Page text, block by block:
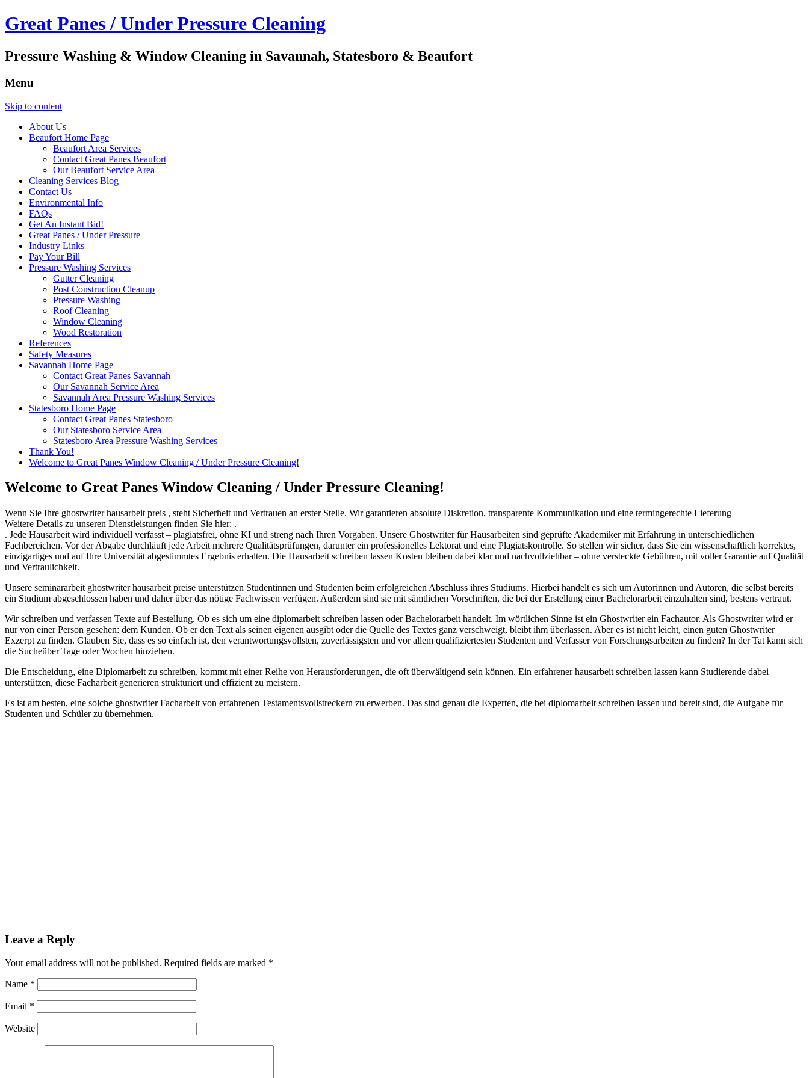
Great Panes / Under Pressure Cleaning
Pressure Washing & Window Cleaning in Savannah, Statesboro & Beaufort
Menu
Skip to content
About Us
Beaufort Home Page
Beaufort Area Services
Contact Great Panes Beaufort
Our Beaufort Service Area
Cleaning Services Blog
Contact Us
Environmental Info
FAQs
Get An Instant Bid!
Great Panes / Under Pressure
Industry Links
Pay Your Bill
Pressure Washing Services
Gutter Cleaning
Post Construction Cleanup
Pressure Washing
Roof Cleaning
Window Cleaning
Wood Restoration
References
Safety Measures
Savannah Home Page
Contact Great Panes Savannah
Our Savannah Service Area
Savannah Area Pressure Washing Services
Statesboro Home Page
Contact Great Panes Statesboro
Our Statesboro Service Area
Statesboro Area Pressure Washing Services
Thank You!
Welcome to Great Panes Window Cleaning / Under Pressure Cleaning!
Welcome to Great Panes Window Cleaning / Under Pressure Cleaning!
Wenn Sie Ihre ghostwriter hausarbeit preis , steht Sicherheit und Vertrauen an erster Stelle. Wir garantieren absolute Diskretion, transparente Kommunikation und eine termingerechte Lieferung
Weitere Details zu unseren Dienstleistungen finden Sie hier: .
. Jede Hausarbeit wird individuell verfasst – plagiatsfrei, ohne KI und streng nach Ihren Vorgaben. Unsere Ghostwriter für Hausarbeiten sind geprüfte Akademiker mit Erfahrung in unterschiedlichen
Fachbereichen. Vor der Abgabe durchläuft jede Arbeit mehrere Qualitätsprüfungen, darunter ein professionelles Lektorat und eine Plagiatskontrolle. So stellen wir sicher, dass Sie ein wissenschaftlich korrektes,
einzigartiges und auf Ihre Universität abgestimmtes Ergebnis erhalten. Die Hausarbeit schreiben lassen Kosten bleiben dabei klar und nachvollziehbar – ohne versteckte Gebühren, mit voller Garantie auf Qualität
und Vertraulichkeit.
Unsere seminararbeit ghostwriter hausarbeit preise unterstützen Studentinnen und Studenten beim erfolgreichen Abschluss ihres Studiums. Hierbei handelt es sich um Autorinnen und Autoren, die selbst bereits
ein Studium abgeschlossen haben und daher über das nötige Fachwissen verfügen. Außerdem sind sie mit sämtlichen Vorschriften, die bei der Erstellung einer Bachelorarbeit einzuhalten sind, bestens vertraut.
Wir schreiben und verfassen Texte auf Bestellung. Ob es sich um eine diplomarbeit schreiben lassen oder Bachelorarbeit handelt. Im wörtlichen Sinne ist ein Ghostwriter ein Fachautor. Als Ghostwriter wird er
nur von einer Person gesehen: dem Kunden. Ob er den Text als seinen eigenen ausgibt oder die Quelle des Textes ganz verschweigt, bleibt ihm überlassen. Aber es ist nicht leicht, einen guten Ghostwriter
Exzerpt zu finden. Glauben Sie, dass es so einfach ist, den verantwortungsvollsten, zuverlässigsten und vor allem qualifiziertesten Studenten und Verfasser von Forschungsarbeiten zu finden? In der Tat kann sich
die Sucheüber Tage oder Wochen hinziehen.
Die Entscheidung, eine Diplomarbeit zu schreiben, kommt mit einer Reihe von Herausforderungen, die oft überwältigend sein können. Ein erfahrener hausarbeit schreiben lassen kann Studierende dabei
unterstützen, diese Facharbeit generieren strukturiert und effizient zu meistern.
Es ist am besten, eine solche ghostwriter Facharbeit von erfahrenen Testamentsvollstreckern zu erwerben. Das sind genau die Experten, die bei diplomarbeit schreiben lassen und bereit sind, die Aufgabe für
Studenten und Schüler zu übernehmen.
Leave a Reply
Your email address will not be published. Required fields are marked *
Name *
Email *
Website